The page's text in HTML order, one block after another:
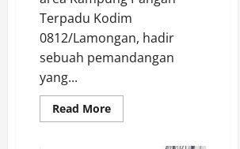
Terpadu Kodim
0812/Lamongan, hadir
sebuah pemandangan
yang...
Read MoreRead
more